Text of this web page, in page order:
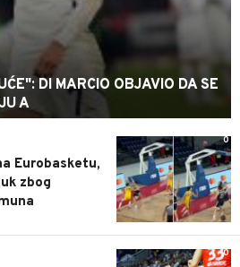
DI MARCIO OBJAVIO DA SE
A
0
Eurobasketu,
zbog
0